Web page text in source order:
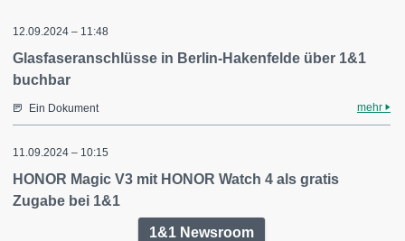
12.09.2024 – 11:48
Glasfaseranschlüsse in Berlin-Hakenfelde über 1&1
buchbar
Ein Dokument mehr
11.09.2024 – 10:15
HONOR Magic V3 mit HONOR Watch 4 als gratis
Zugabe bei 1&1
1&1 Newsroom